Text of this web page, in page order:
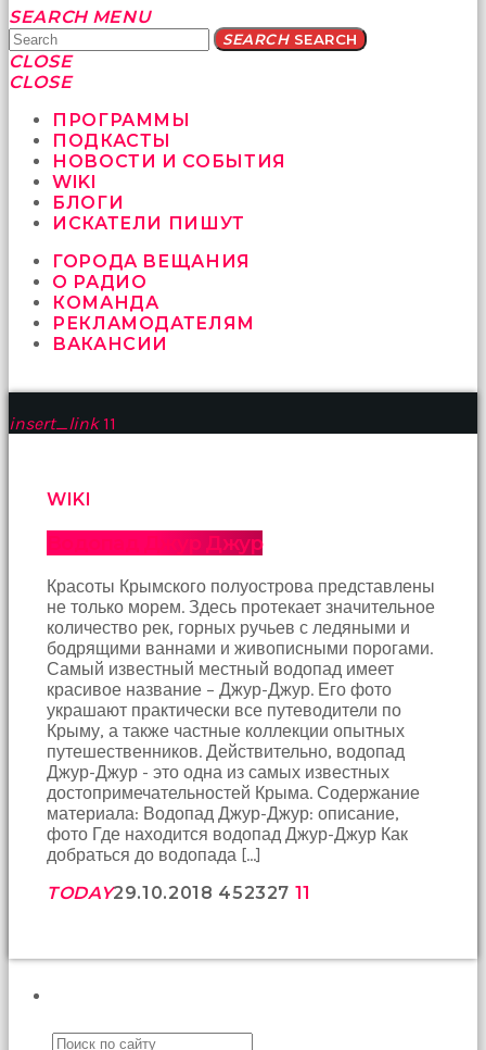
Yatağa
bile
geçmeye
fırsat
sikici
kocalar
güzel
karıları
kanepede
sex
hikayeleri
sonunda
yüzüne
rahatlıyorlar
arkadaş
birbirlerine
teşekkür
ederek
bunu
tekrar
yapmak
sözleşiyorlar
altyazılı
porno
Arkadaşımın
evine
takılmaya
gittiğimde
tombul
annesinin
hiç
konsantre
SEARCH MENU
SEARCHSEARCH
CLOSE
CLOSE
ПРОГРАММЫ
ПОДКАСТЫ
НОВОСТИ И СОБЫТИЯ
WIKI
БЛОГИ
ИСКАТЕЛИ ПИШУТ
ГОРОДА ВЕЩАНИЯ
О РАДИО
КОМАНДА
РЕКЛАМОДАТЕЛЯМ
ВАКАНСИИ
insert_link 11
WIKI
Водопад Джур Джур
Красоты Крымского полуострова представлены
не только морем. Здесь протекает значительное
количество рек, горных ручьев с ледяными и
бодрящими ваннами и живописными порогами.
Самый известный местный водопад имеет
красивое название – Джур-Джур. Его фото
украшают практически все путеводители по
Крыму, а также частные коллекции опытных
путешественников. Действительно, водопад
Джур-Джур - это одна из самых известных
достопримечательностей Крыма. Содержание
материала: Водопад Джур-Джур: описание,
фото Где находится водопад Джур-Джур Как
добраться до водопада […]
TODAY29.10.2018 452327 11